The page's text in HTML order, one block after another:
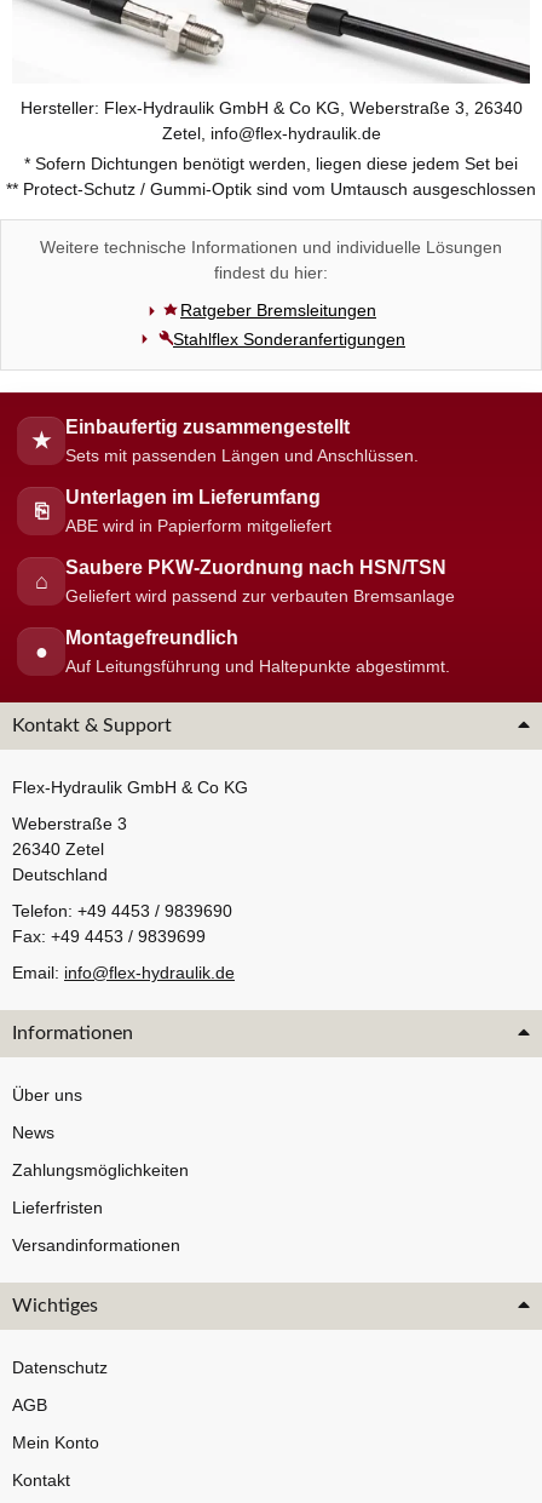
Hersteller: Flex-Hydraulik GmbH & Co KG, Weberstraße 3, 26340
Zetel, info@flex-hydraulik.de
* Sofern Dichtungen benötigt werden, liegen diese jedem Set bei
** Protect-Schutz / Gummi-Optik sind vom Umtausch ausgeschlossen
Weitere technische Informationen und individuelle Lösungen
findest du hier:
Ratgeber Bremsleitungen
Stahlflex Sonderanfertigungen
★
Einbaufertig zusammengestellt
Sets mit passenden Längen und Anschlüssen.
⎘
Unterlagen im Lieferumfang
ABE wird in Papierform mitgeliefert
⌂
Saubere PKW-Zuordnung nach HSN/TSN
Geliefert wird passend zur verbauten Bremsanlage
●
Montagefreundlich
Auf Leitungsführung und Haltepunkte abgestimmt.
Kontakt & Support
Flex-Hydraulik GmbH & Co KG
Weberstraße 3
26340 Zetel
Deutschland
Telefon: +49 4453 / 9839690
Fax: +49 4453 / 9839699
Email: info@flex-hydraulik.de
Informationen
Über uns
News
Zahlungsmöglichkeiten
Lieferfristen
Versandinformationen
Wichtiges
Datenschutz
AGB
Mein Konto
Kontakt